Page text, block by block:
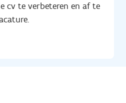
cv te verbeteren en af te